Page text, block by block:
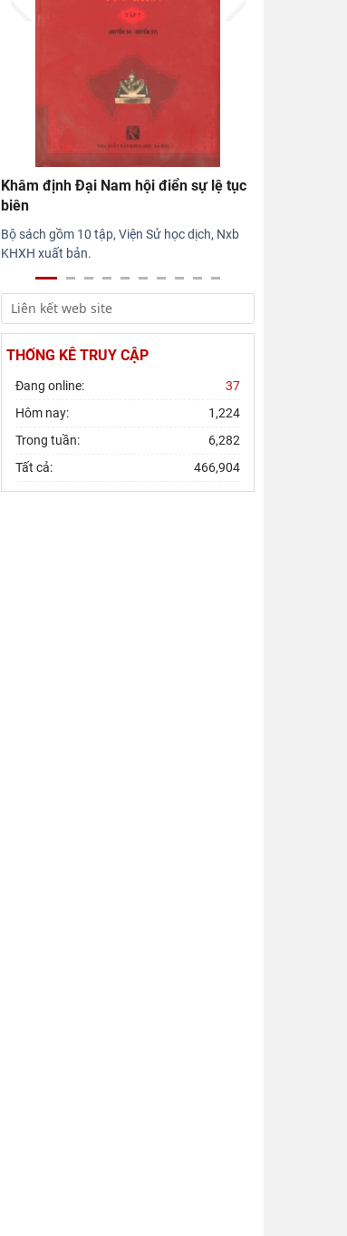
Đôn - Di sản và giá trị
văn hóa Lê Quý Đôn - Di sản và giá trị
Rà soát công tác chuẩn bị Hội thảo
khoa học quốc gia "Danh nhân văn hóa
Lê Quý Đôn - Di sản và giá
Khâm định Đại Nam hội điển sự lệ tục
biên
Bộ sách gồm 10 tập, Viện Sử học dịch, Nxb
KHXH xuất bản.
THỐNG KÊ TRUY CẬP
Đang online:
37
Hôm nay:
1,224
Trong tuần:
6,282
Tất cả:
466,904